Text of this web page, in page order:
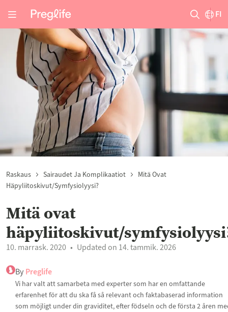
FI
Raskaus Sairaudet Ja Komplikaatiot
Mitä Ovat
Häpyliitoskivut/symfysiolyysi?
Mitä ovat
häpyliitoskivut/
10. marrask. 2020 Updated on 14. tammik. 2026
By Preglife
Vi har valt att samarbeta med experter som har en omfattande
erfarenhet för att du ska få så relevant och faktabaserad information
som möjligt under din graviditet, efter födseln och de första 2 åren